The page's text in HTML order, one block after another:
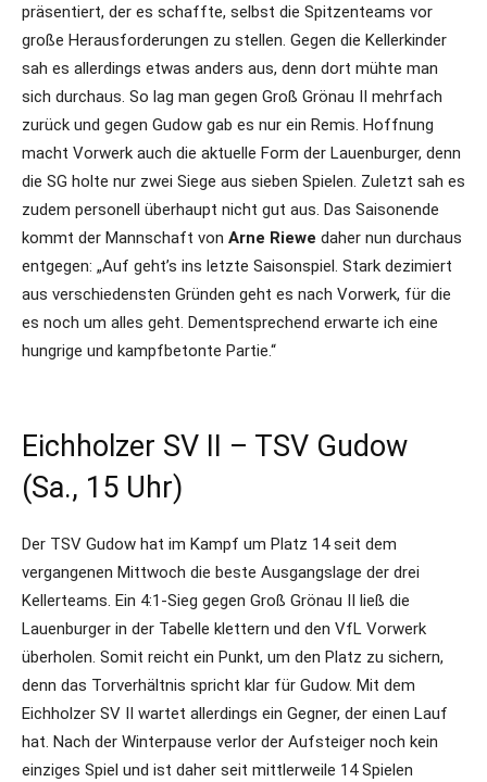
präsentiert, der es schaffte, selbst die Spitzenteams vor
große Herausforderungen zu stellen. Gegen die Kellerkinder
sah es allerdings etwas anders aus, denn dort mühte man
sich durchaus. So lag man gegen Groß Grönau II mehrfach
zurück und gegen Gudow gab es nur ein Remis. Hoffnung
macht Vorwerk auch die aktuelle Form der Lauenburger, denn
die SG holte nur zwei Siege aus sieben Spielen. Zuletzt sah es
zudem personell überhaupt nicht gut aus. Das Saisonende
kommt der Mannschaft von Arne Riewe daher nun durchaus
entgegen: „Auf geht’s ins letzte Saisonspiel. Stark dezimiert
aus verschiedensten Gründen geht es nach Vorwerk, für die
es noch um alles geht. Dementsprechend erwarte ich eine
hungrige und kampfbetonte Partie.“
Eichholzer SV II – TSV Gudow
(Sa., 15 Uhr)
Der TSV Gudow hat im Kampf um Platz 14 seit dem
vergangenen Mittwoch die beste Ausgangslage der drei
Kellerteams. Ein 4:1-Sieg gegen Groß Grönau II ließ die
Lauenburger in der Tabelle klettern und den VfL Vorwerk
überholen. Somit reicht ein Punkt, um den Platz zu sichern,
denn das Torverhältnis spricht klar für Gudow. Mit dem
Eichholzer SV II wartet allerdings ein Gegner, der einen Lauf
hat. Nach der Winterpause verlor der Aufsteiger noch kein
einziges Spiel und ist daher seit mittlerweile 14 Spielen